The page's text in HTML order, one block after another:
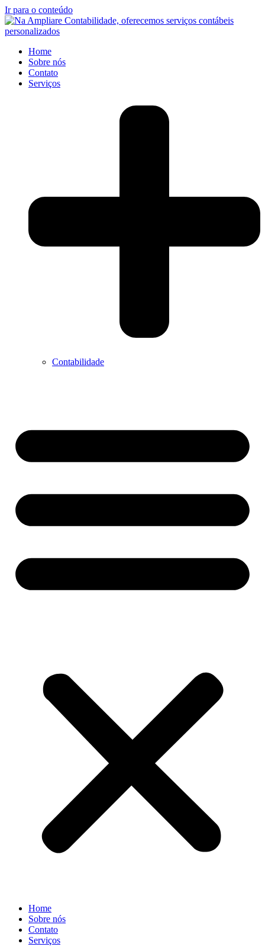
Ir para o conteúdo
Home
Sobre nós
Contato
Serviços
Contabilidade
Home
Sobre nós
Contato
Serviços